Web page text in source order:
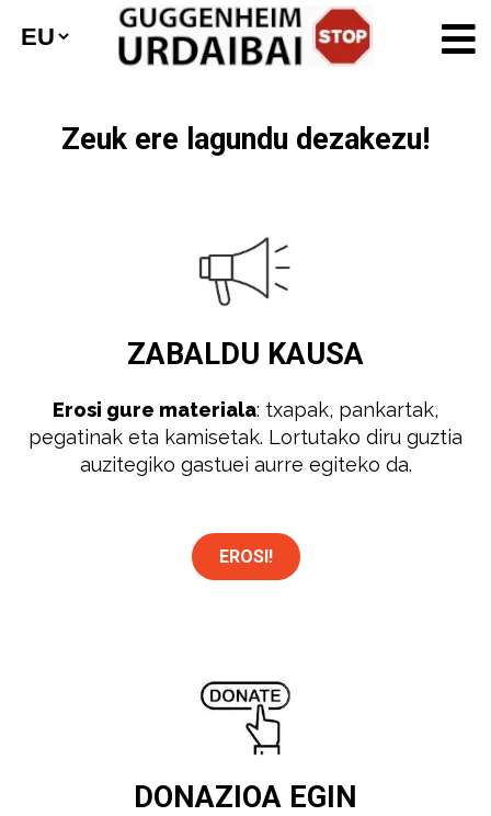
Zeuk ere lagundu dezakezu!
ZABALDU KAUSA
Erosi gure materiala: txapak, pankartak,
pegatinak eta kamisetak. Lortutako diru guztia
auzitegiko gastuei aurre egiteko da.
EROSI!
DONAZIOA EGIN